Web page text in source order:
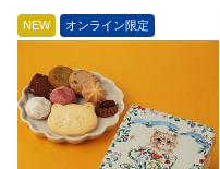
NEW オンライン限定